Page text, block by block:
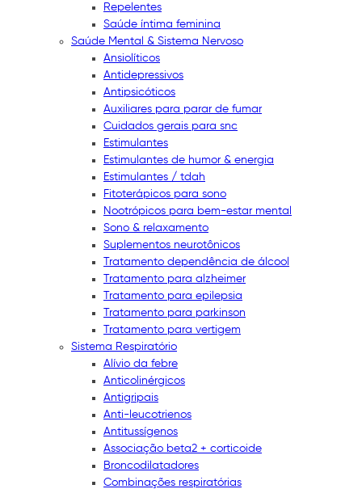
Repelentes
Saúde íntima feminina
Saúde Mental & Sistema Nervoso
Ansiolíticos
Antidepressivos
Antipsicóticos
Auxiliares para parar de fumar
Cuidados gerais para snc
Estimulantes
Estimulantes de humor & energia
Estimulantes / tdah
Fitoterápicos para sono
Nootrópicos para bem-estar mental
Sono & relaxamento
Suplementos neurotônicos
Tratamento dependência de álcool
Tratamento para alzheimer
Tratamento para epilepsia
Tratamento para parkinson
Tratamento para vertigem
Sistema Respiratório
Alívio da febre
Anticolinérgicos
Antigripais
Anti-leucotrienos
Antitussígenos
Associação beta2 + corticoide
Broncodilatadores
Combinações respiratórias